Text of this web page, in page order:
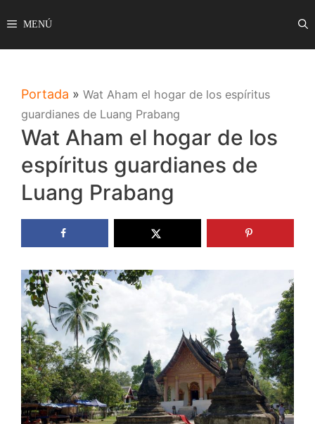
al
contenido
MENÚ
Portada » Wat Aham el hogar de los espíritus
guardianes de Luang Prabang
Wat Aham el hogar de los
espíritus guardianes de
Luang Prabang